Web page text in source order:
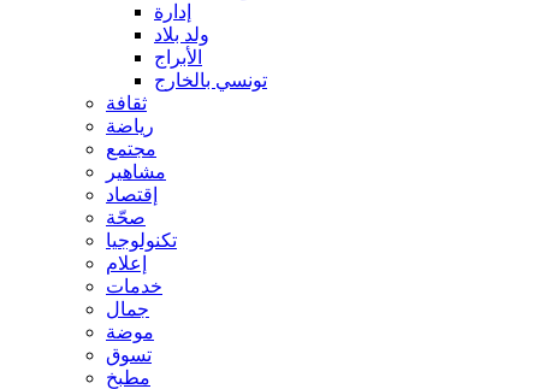
إدارة
ولد بلاد
الأبراج
تونسي بالخارج
ثقافة
رياضة
مجتمع
مشاهير
إقتصاد
صحّة
تكنولوجيا
إعلام
خدمات
جمال
موضة
تسوق
مطبخ